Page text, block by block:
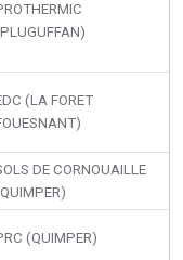
(LA FORET
DE CORNOUAILLE
(QUIMPER)